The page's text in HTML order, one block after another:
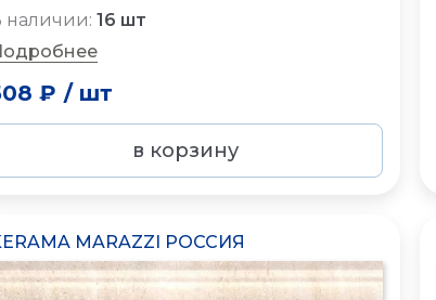
наличии: 16 шт
₽ / шт
в корзину
MARAZZI РОССИЯ